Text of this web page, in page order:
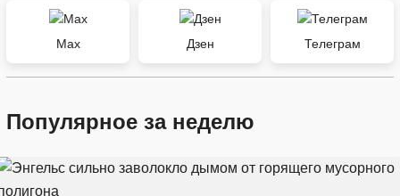
Max Дзен Телеграм
Популярное за неделю